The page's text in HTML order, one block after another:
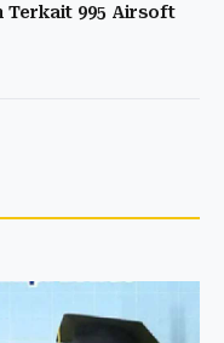
Terkait 995 Airsoft